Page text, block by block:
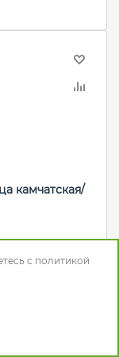
камчатская/
с политикой